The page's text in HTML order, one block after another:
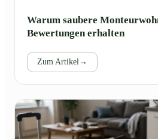
Warum saubere
Bewertungen erhalten
Zum Artikel→